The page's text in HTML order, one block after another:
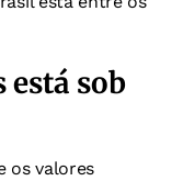
está sob
os valores